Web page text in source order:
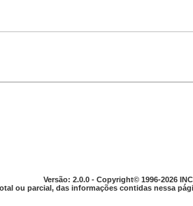
Versão: 2.0.0 - Copyright© 1996-2026
ou parcial, das informações contidas nessa